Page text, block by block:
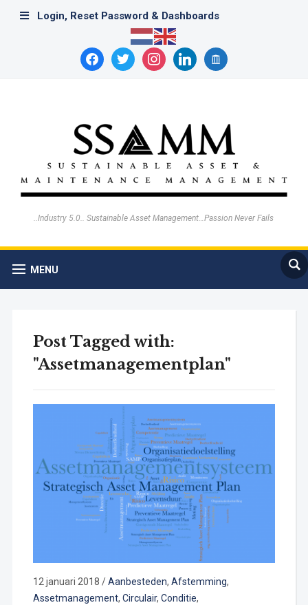
Login, Reset Password & Dashboards
facebooktwitter instagramlinkedinarchive
..Industry 5.0.. Sustainable Asset Management…Passion Never Fails
MENU
Post Tagged with:
"Assetmanagementplan"
12 januari 2018 /Aanbesteden, Afstemming,
Assetmanagement, Circulair, Conditie,